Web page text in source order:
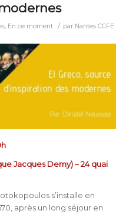
, En ce moment / par Nantes CCFE
Jacques Demy) – 24 quai
s’installe en
après un long séjour en